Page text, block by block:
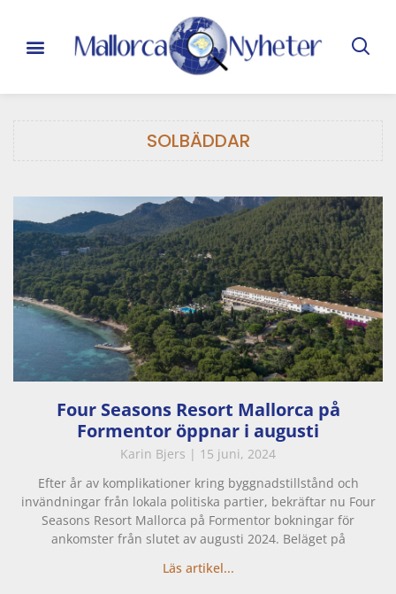
SOLBÄDDAR
Four Seasons Resort Mallorca på
Formentor öppnar i augusti
Karin Bjers
15 juni, 2024
Efter år av komplikationer kring byggnadstillstånd och
invändningar från lokala politiska partier, bekräftar nu Four
Seasons Resort Mallorca på Formentor bokningar för
ankomster från slutet av augusti 2024. Beläget på
Läs artikel...